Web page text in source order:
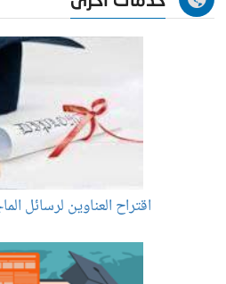
اقتراح العناوين لرسائل